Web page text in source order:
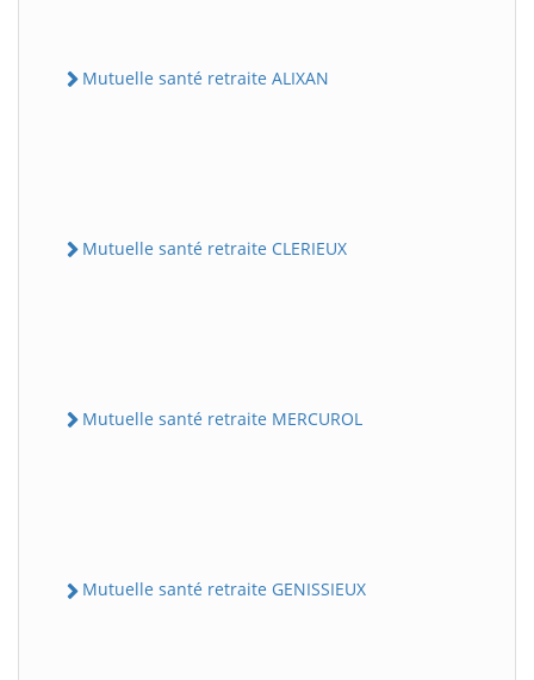
Mutuelle santé retraite ALIXAN
Mutuelle santé retraite CLERIEUX
Mutuelle santé retraite MERCUROL
Mutuelle santé retraite GENISSIEUX